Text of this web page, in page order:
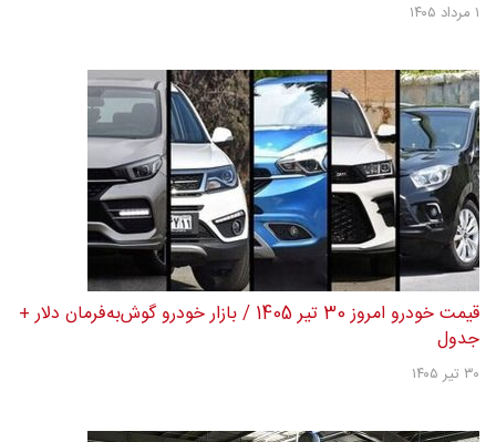
۱ مرداد ۱۴۰۵
قیمت خودرو امروز 30 تیر 1405 / بازار خودرو گوش‌به‌فرمان دلار +
جدول
۳۰ تیر ۱۴۰۵